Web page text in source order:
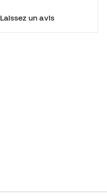
Laissez un avis